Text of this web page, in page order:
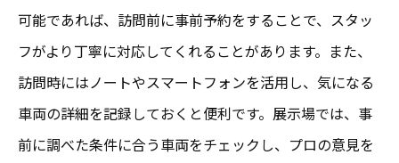
可能であれば、訪問前に事前予約をすることで、スタッ
フがより丁寧に対応してくれることがあります。また、
訪問時にはノートやスマートフォンを活用し、気になる
車両の詳細を記録しておくと便利です。展示場では、事
前に調べた条件に合う車両をチェックし、プロの意見を